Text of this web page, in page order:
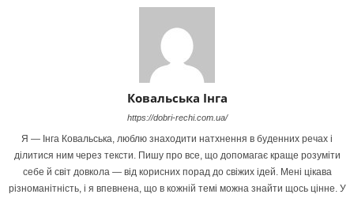
Ковальська Інга
https://dobri-rechi.com.ua/
Я — Інга Ковальська, люблю знаходити натхнення в буденних речах і
ділитися ним через тексти. Пишу про все, що допомагає краще розуміти
себе й світ довкола — від корисних порад до свіжих ідей. Мені цікава
різноманітність, і я впевнена, що в кожній темі можна знайти щось цінне. У